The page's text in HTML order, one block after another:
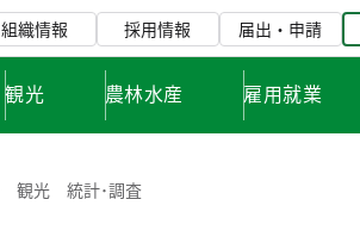
組織情報 採用情報 届出・申請
観光 農林水産 雇用就業
観光 統計･調査